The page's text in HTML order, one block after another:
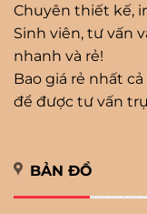
Chuyên thiết kế,
Sinh viên, tư vấn
nhanh và rẻ!
Bao giá rẻ nhất
để được tư vấn
BẢN ĐỒ